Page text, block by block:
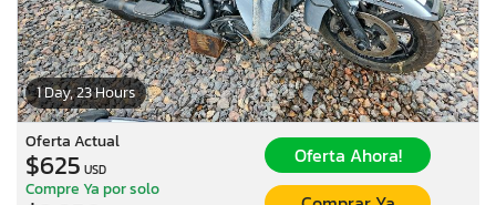
1 Day, 23 Hours
Oferta Actual
$625 USD
Oferta Ahora!
Compre Ya por solo